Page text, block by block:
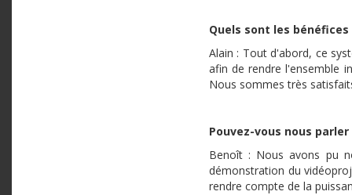
Quels sont les
Alain : Tout d'abord, ce
afin de rendre l'ensemble
Nous sommes très
Pouvez-vous nous
Benoît : Nous avons pu
démonstration du
rendre compte de la